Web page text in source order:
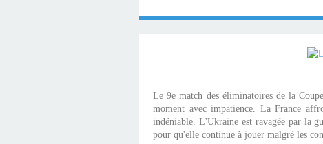
Le 9e match des éliminatoires de la
moment avec impatience. La France
indéniable. L'Ukraine est ravagée par la
pour qu'elle continue à jouer malgré les